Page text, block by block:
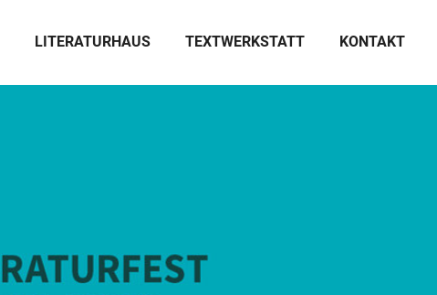
LITERATURHAUS TEXTWERKSTATT KONTAKT